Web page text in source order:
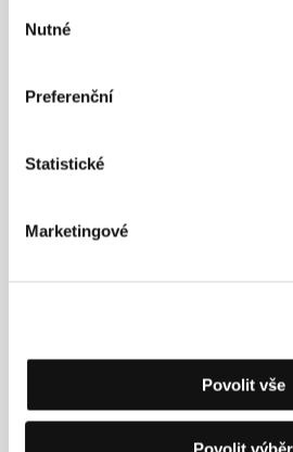
souhlasu
Nutné
Preferenční
Statistické
Marketingové
Povolit vše
Povolit výběr
Dvořákových sadech, kde
prostor pro společné zážitky,
podporu mladých filmařů a
Zároveň víme, že ne každý
Varech osobně. Prostřednictvím
to jako důležitou součást naší
ať už přímo v Karlových
Violeta Luca
Vodafone Czech Republic